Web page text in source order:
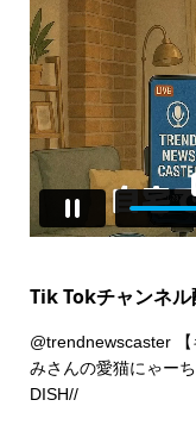
Tik Tokチャンネル
@trendnewscaster【
みさんの愛猫にゃー
DISH//